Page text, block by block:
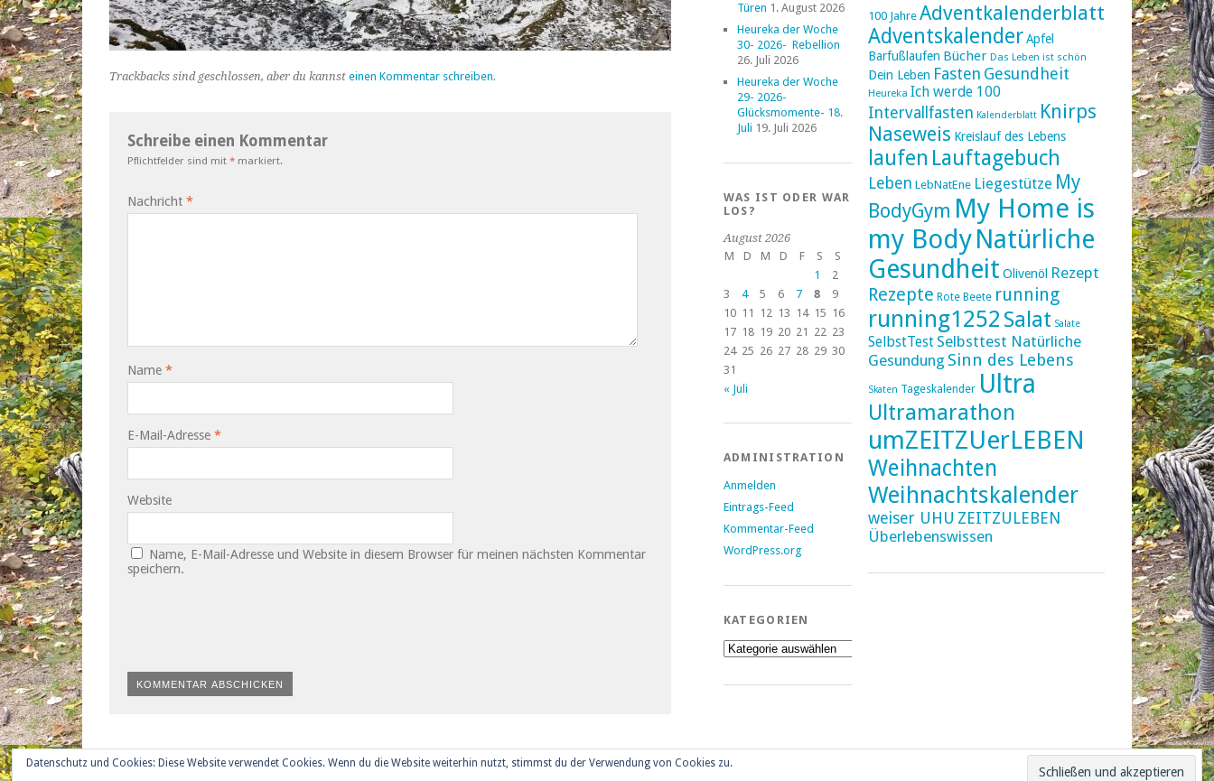
Trackbacks sind geschlossen, aber du kannst einen Kommentar schreiben.
Schreibe einen Kommentar
Pflichtfelder sind mit * markiert.
Nachricht *
Name *
E-Mail-Adresse *
Website
Name, E-Mail-Adresse und Website in diesem Browser für meinen nächsten Kommentar
speichern.
Türen 1. August 2026
Heureka der Woche
30- 2026- Rebellion
26. Juli 2026
Heureka der Woche
29- 2026-
Glücksmomente- 18.
Juli 19. Juli 2026
WAS IST ODER WAR
LOS?
August 2026
M
D M D F S
S
1
2
3
4 5 6 7 8
9
10 11 12 13 14 15 16
17 18 19 20 21 22 23
24 25 26 27 28 29 30
31
« Juli
ADMINISTRATION
Anmelden
Eintrags-Feed
Kommentar-Feed
WordPress.org
KATEGORIEN
Kategorien
100 Jahre Adventkalenderblatt
AdventskalenderApfel
Barfußlaufen Bücher Das Leben ist schön
Dein Leben Fasten Gesundheit
Heureka Ich werde 100
Intervallfasten Kalenderblatt Knirps
Naseweis Kreislauf des Lebens
laufen Lauftagebuch
Leben LebNatEne Liegestütze My
BodyGym My Home is
my Body Natürliche
Gesundheit Olivenöl Rezept
Rezepte Rote Beete running
running1252 Salat Salate
SelbstTest Selbsttest Natürliche
Gesundung Sinn des Lebens
Skaten Tageskalender Ultra
Ultramarathon
umZEITZUerLEBEN
Weihnachten
Weihnachtskalender
weiser UHU ZEITZULEBEN
Überlebenswissen
Datenschutz und Cookies: Diese Website verwendet Cookies. Wenn du die Website weiterhin nutzt, stimmst du der Verwendung von Cookies zu.